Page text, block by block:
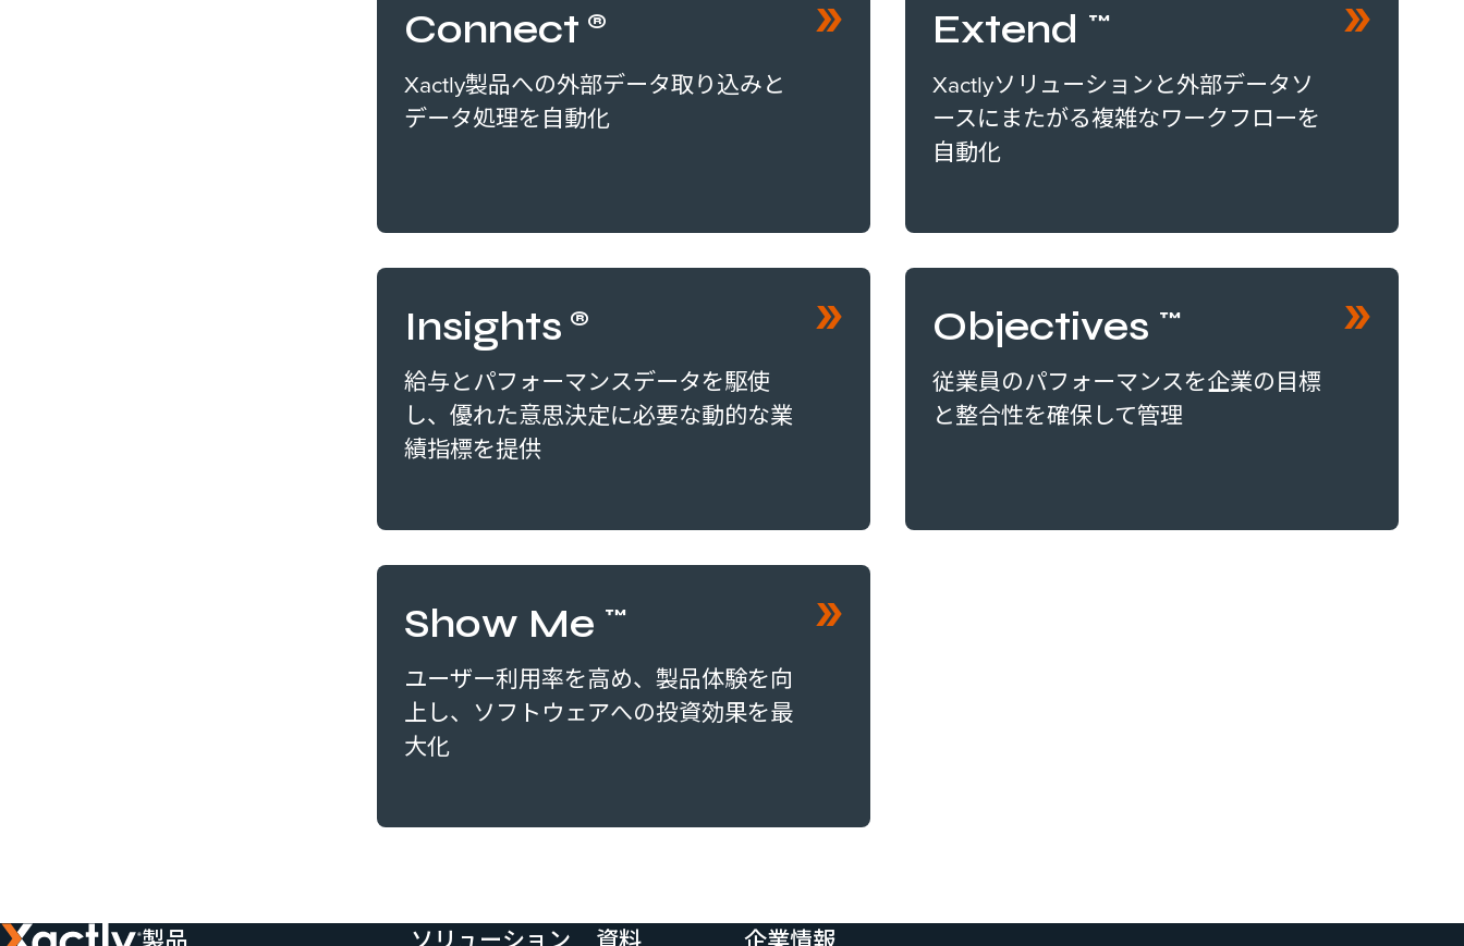
Connect®
Xactly製品への外部データ取り込みと
データ処理を自動化
Extend™
Xactlyソリューションと外部データソ
ースにまたがる複雑なワークフローを
自動化
Insights®
給与とパフォーマンスデータを駆使
し、優れた意思決定に必要な動的な業
績指標を提供
Objectives™
従業員のパフォーマンスを企業の目標
と整合性を確保して管理
Show Me™
ユーザー利用率を高め、製品体験を向
上し、ソフトウェアへの投資効果を最
大化